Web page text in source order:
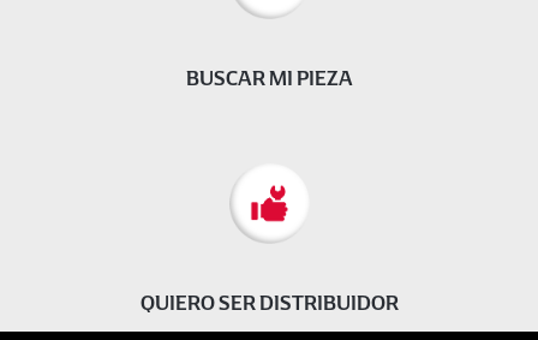
BUSCAR MI PIEZA
QUIERO SER DISTRIBUIDOR